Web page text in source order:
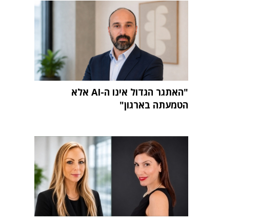
"האתגר הגדול אינו ה-AI אלא
הטמעתה בארגון"